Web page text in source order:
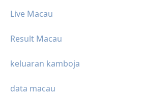
Live Macau
Result Macau
keluaran kamboja
data macau